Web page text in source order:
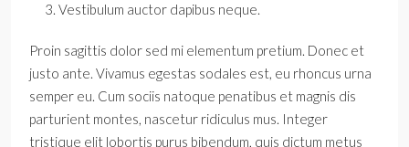
Vestibulum auctor dapibus neque.
Proin sagittis dolor sed mi elementum pretium. Donec et
justo ante. Vivamus egestas sodales est, eu rhoncus urna
semper eu. Cum sociis natoque penatibus et magnis dis
parturient montes, nascetur ridiculus mus. Integer
tristique elit lobortis purus bibendum, quis dictum metus